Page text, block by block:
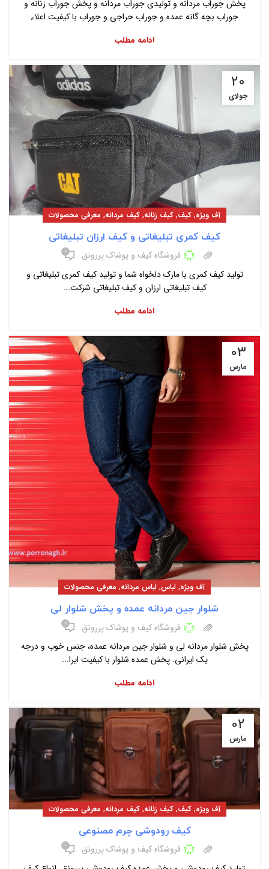
پخش جوراب مردانه و تولیدی جوراب مردانه و پخش جوراب زنانه و
جوراب بچه گانه عمده و جوراب حراجی و جوراب با کیفیت اعلاء
ادامه مطلب
20
جولای
آف ویژه, کیف, کیف زنانه, کیف مردانه, معرفی محصولات
کیف کمری تبلیغاتی و کیف ارزان تبلیغاتی
فروشگاه کیف و پوشاک پررونق ۰
تولید کیف کمری با مارک دلخواه شما و تولید کیف کمری تبلیغاتی و
کیف تبلیغاتی ارزان و کیف تبلیغاتی شرکت...
ادامه مطلب
03
مارس
آف ویژه, لباس, لباس مردانه, معرفی محصولات
شلوار جین مردانه عمده و پخش شلوار لی
فروشگاه کیف و پوشاک پررونق ۰
پخش شلوار مردانه لی و شلوار جین مردانه عمده، جنس خوب و درجه
یک ایرانی. پخش عمده شلوار با کیفیت ایرا...
ادامه مطلب
02
مارس
آف ویژه, کیف, کیف زنانه, کیف مردانه, معرفی محصولات
کیف رودوشی چرم مصنوعی
فروشگاه کیف و پوشاک پررونق ۰